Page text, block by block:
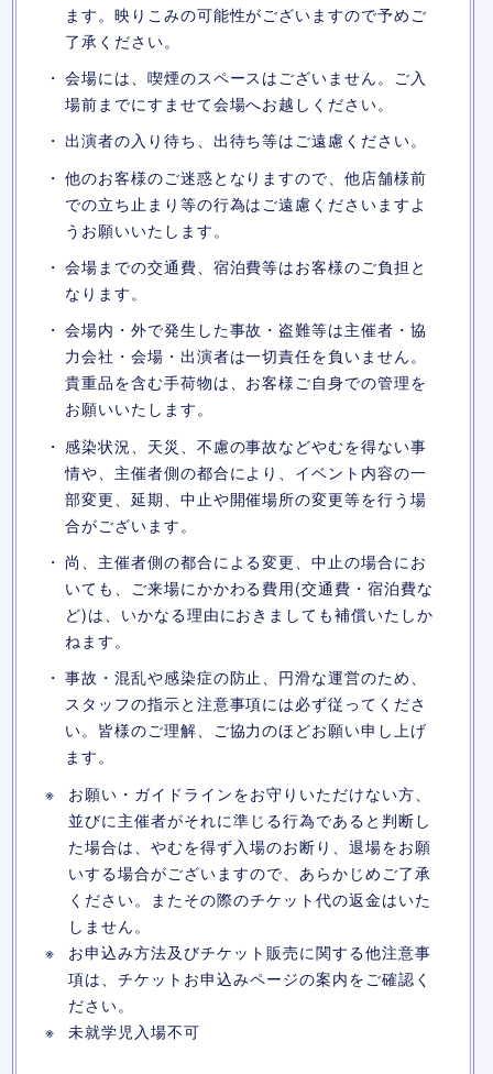
ます。映りこみの可能性がございますので予めご
了承ください。
会場には、喫煙のスペースはございません。ご入
場前までにすませて会場へお越しください。
出演者の入り待ち、出待ち等はご遠慮ください。
他のお客様のご迷惑となりますので、他店舗様前
での立ち止まり等の行為はご遠慮くださいますよ
うお願いいたします。
会場までの交通費、宿泊費等はお客様のご負担と
なります。
会場内・外で発生した事故・盗難等は主催者・協
力会社・会場・出演者は一切責任を負いません。
貴重品を含む手荷物は、お客様ご自身での管理を
お願いいたします。
感染状況、天災、不慮の事故などやむを得ない事
情や、主催者側の都合により、イベント内容の一
部変更、延期、中止や開催場所の変更等を行う場
合がございます。
尚、主催者側の都合による変更、中止の場合にお
いても、ご来場にかかわる費用(交通費・宿泊費な
ど)は、いかなる理由におきましても補償いたしか
ねます。
事故・混乱や感染症の防止、円滑な運営のため、
スタッフの指示と注意事項には必ず従ってくださ
い。皆様のご理解、ご協力のほどお願い申し上げ
ます。
お願い・ガイドラインをお守りいただけない方、
並びに主催者がそれに準じる行為であると判断し
た場合は、やむを得ず入場のお断り、退場をお願
いする場合がございますので、あらかじめご了承
ください。またその際のチケット代の返金はいた
しません。
お申込み方法及びチケット販売に関する他注意事
項は、チケットお申込みページの案内をご確認く
ださい。
未就学児入場不可